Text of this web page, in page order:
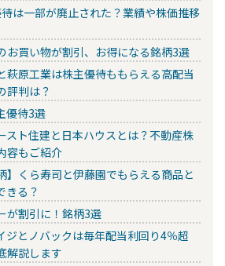
は一部が廃止された？業績や株価推移
お買い物が割引、お得になる銘柄3選
萩原工業は株主優待ももらえる高配当
評判は？
優待3選
スト住建と日本ハウスとは？不動産株
容もご紹介
】くら寿司と伊藤園でもらえる商品と
きる？
が割引に！銘柄3選
ジとノバックは毎年配当利回り4％超
解説します